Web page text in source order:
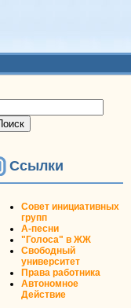
Ссылки
Совет инициативных
групп
А-песни
"Голоса" в ЖЖ
Свободный
университет
Права работника
Автономное
Действие